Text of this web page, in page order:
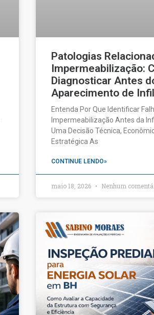
Patologias
Impermeabilização:
Diagnosticar Antes
Aparecimento de
Entenda Por Que Identificar
Impermeabilização Antes da
Uma Decisão Técnica,
Estratégica As
CONTINUE LENDO»
maio 18, 2026 Nenhum